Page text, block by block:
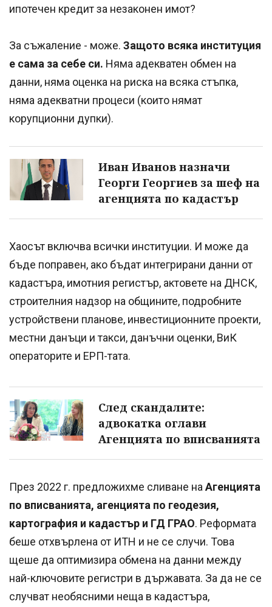
ипотечен кредит за незаконен имот?
За съжаление - може. Защото всяка институция
е сама за себе си. Няма адекватен обмен на
данни, няма оценка на риска на всяка стъпка,
няма адекватни процеси (които нямат
корупционни дупки).
Иван Иванов назначи
Георги Георгиев за шеф на
агенцията по кадастър
Хаосът включва всички институции. И може да
бъде поправен, ако бъдат интегрирани данни от
кадастъра, имотния регистър, актовете на ДНСК,
строителния надзор на общините, подробните
устройствени планове, инвестиционните проекти,
местни данъци и такси, данъчни оценки, ВиК
операторите и ЕРП-тата.
След скандалите:
адвокатка оглави
Агенцията по вписванията
През 2022 г. предложихме сливане на Агенцията
по вписванията, агенцията по геодезия,
картография и кадастър и ГД ГРАО. Реформата
беше отхвърлена от ИТН и не се случи. Това
щеше да оптимизира обмена на данни между
най-ключовите регистри в държавата. За да не се
случват необясними неща в кадастъра,